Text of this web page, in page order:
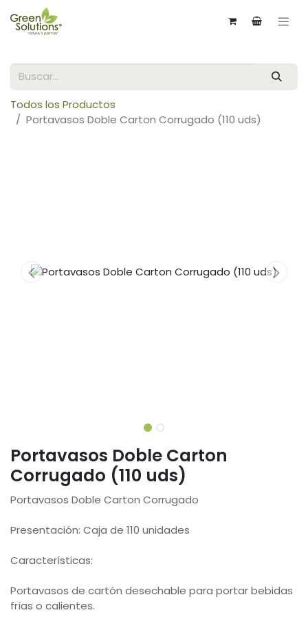
Todos los Productos
Portavasos Doble Carton Corrugado (110 uds)
Portavasos Doble Carton
Corrugado (110 uds)
Portavasos Doble Carton Corrugado
Presentación: Caja de 110 unidades
Características:
Portavasos de cartón desechable para portar bebidas
frías o calientes.